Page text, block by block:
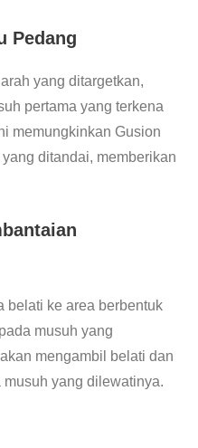
Pedang
yang ditargetkan,
pertama yang terkena
memungkinkan Gusion
ditandai, memberikan
belati ke area berbentuk
musuh yang
mengambil belati dan
yang dilewatinya.